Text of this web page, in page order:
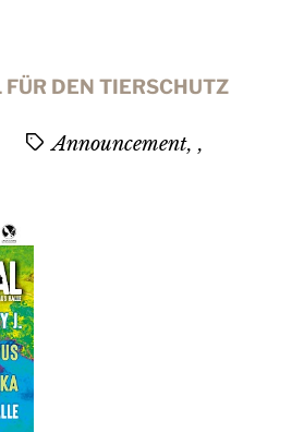
DEN TIERSCHUTZ
Announcement, ,